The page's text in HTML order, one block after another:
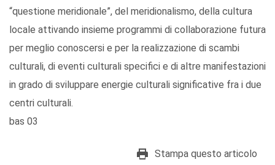
“questione meridionale”, del meridionalismo, della cultura
locale attivando insieme programmi di collaborazione futura
per meglio conoscersi e per la realizzazione di scambi
culturali, di eventi culturali specifici e di altre manifestazioni
in grado di sviluppare energie culturali significative fra i due
centri culturali.
bas 03
Stampa questo articolo